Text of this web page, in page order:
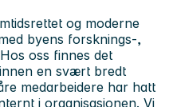
og moderne
byens forsknings-,
oss finnes det
en svært bredt
medarbeidere har hatt
i organisasjonen. Vi